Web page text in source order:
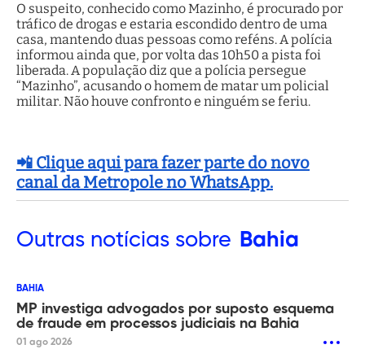
O suspeito, conhecido como Mazinho, é procurado por
tráfico de drogas e estaria escondido dentro de uma
casa, mantendo duas pessoas como reféns. A polícia
informou ainda que, por volta das 10h50 a pista foi
liberada. A população diz que a polícia persegue
“Mazinho”, acusando o homem de matar um policial
militar. Não houve confronto e ninguém se feriu.
📲 Clique aqui para fazer parte do novo
canal da Metropole no WhatsApp.
Outras notícias sobre Bahia
BAHIA
MP investiga advogados por suposto esquema
de fraude em processos judiciais na Bahia
01 ago 2026